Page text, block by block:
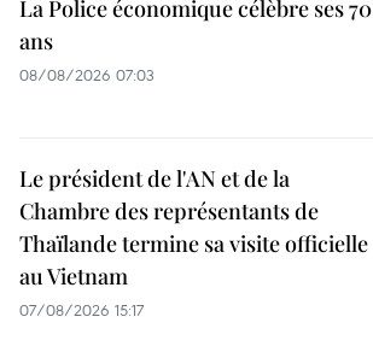
La Police économique célèbre ses 70
ans
08/08/2026 07:03
Le président de l'AN et de la
Chambre des représentants de
Thaïlande termine sa visite officielle
au Vietnam
07/08/2026 15:17